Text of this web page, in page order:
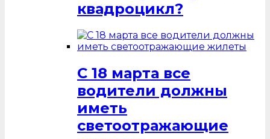
квадроцикл?
С 18 марта все
водители должны
иметь
светоотражающие